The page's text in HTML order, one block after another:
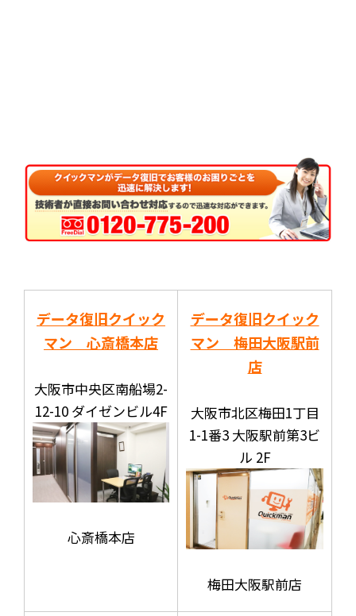
データ復旧クイック
マン 心斎橋本店
大阪市中央区南船場2-
12-10 ダイゼンビル4F
心斎橋本店
データ復旧クイック
マン 梅田大阪駅前
店
大阪市北区梅田1丁目
1-1番3 大阪駅前第3ビ
ル 2F
梅田大阪駅前店